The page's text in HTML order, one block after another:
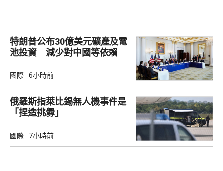
特朗普公布30億美元礦產及電
池投資 減少對中國等依賴
國際 6小時前
俄羅斯指萊比錫無人機事件是
「捏造挑釁」
國際 7小時前